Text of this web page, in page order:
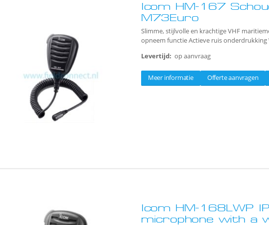
Icom HM-167
M73Euro
Slimme, stijlvolle en krachtige VHF
opneem functie Actieve ruis onderdrukking
Levertijd: op aanvraag
Meer informatie Offerte aanvragen
Icom HM-168LWP
microphone with a